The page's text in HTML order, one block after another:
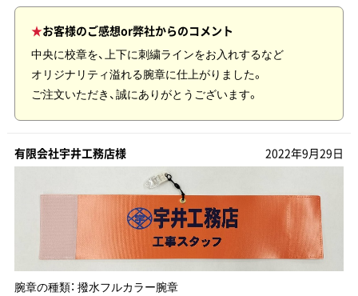
お客様のご感想or弊社からのコメント
中央に校章を、上下に刺繍ラインをお入れするなど
オリジナリティ溢れる腕章に仕上がりました。
ご注文いただき、誠にありがとうございます。
有限会社宇井工務店様 2022年9月29日
腕章の種類： 撥水フルカラー腕章